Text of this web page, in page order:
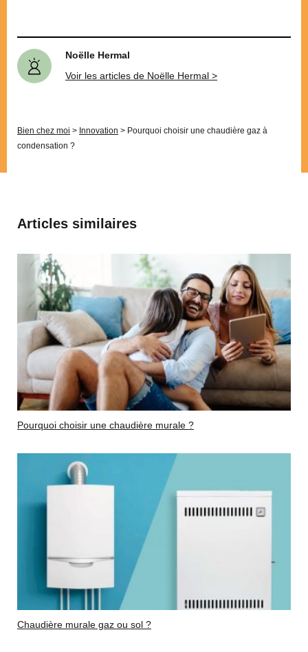
Noëlle Hermal
Voir les articles de Noëlle Hermal >
Bien chez moi > Innovation > Pourquoi choisir une chaudière gaz à
condensation ?
Articles similaires
Pourquoi choisir une chaudière murale ?
Chaudière murale gaz ou sol ?